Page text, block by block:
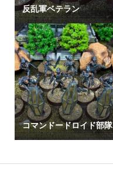
反乱軍ベテラン
コマンドードロイド部隊